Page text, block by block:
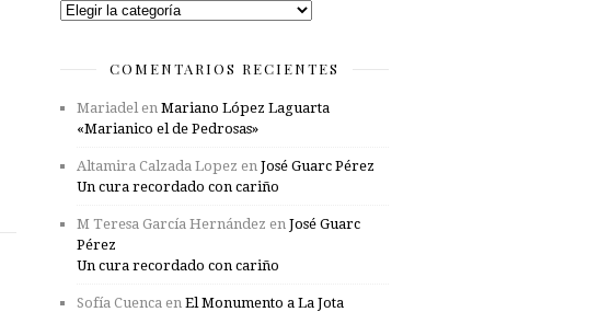
Categorías
COMENTARIOS RECIENTES
Mariadelen Mariano López Laguarta
«Marianico el de Pedrosas»
Altamira Calzada Lopez en José Guarc Pérez
Un cura recordado con cariño
M Teresa García Hernández en José Guarc
Pérez
Un cura recordado con cariño
Sofía Cuenca en El Monumento a La Jota